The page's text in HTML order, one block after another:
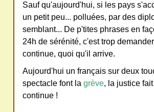
Sauf qu'aujourd'hui, si les pays
un petit peu... polluées, par des
semblant... De p'tites phrases en
24h de sérénité, c'est trop
continue, quoi qu'il arrive.
Aujourd'hui un français sur deux
spectacle font la grève, la justice
continue !